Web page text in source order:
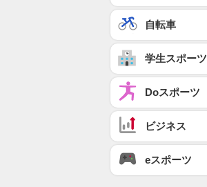
自転車
学生スポーツ
Doスポーツ
ビジネス
eスポーツ